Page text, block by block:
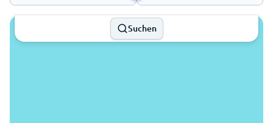
Suchen